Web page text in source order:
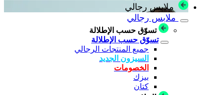
ملابس رجالي
ملابس رجالي
تسوّق حسب الإطلالة
تسوّق حسب الإطلالة
جميع المنتجات الرجالي
السيزون الجديد
الخصومات
بيزك
كتان